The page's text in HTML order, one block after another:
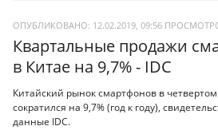
ОПУБЛИКОВАНО: 12.02.2019, 09:56
Квартальные продажи
в Китае на 9,7% - IDC
Китайский рынок смартфонов в четвертом
сократился на 9,7% (год к году),
данные IDC.